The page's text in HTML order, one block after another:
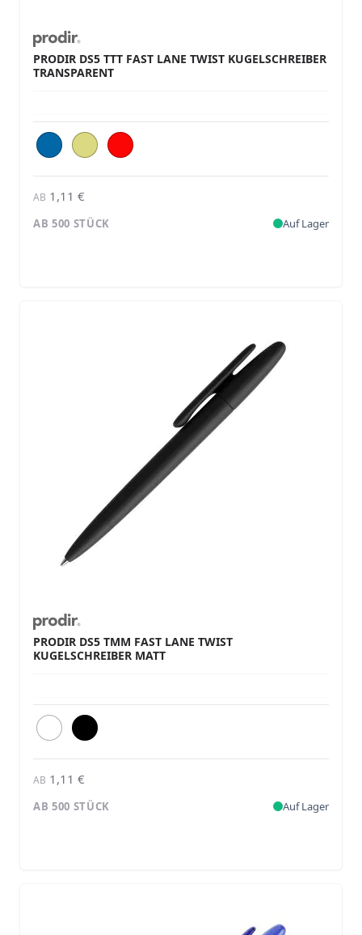
PRODIR DS5 TTT FAST LANE TWIST KUGELSCHREIBER
TRANSPARENT
AB 1,11 €
AB 500 STÜCK Auf Lager
PRODIR DS5 TMM FAST LANE TWIST
KUGELSCHREIBER MATT
AB 1,11 €
AB 500 STÜCK Auf Lager